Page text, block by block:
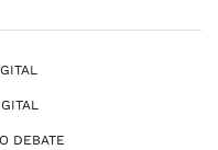
DEBATE